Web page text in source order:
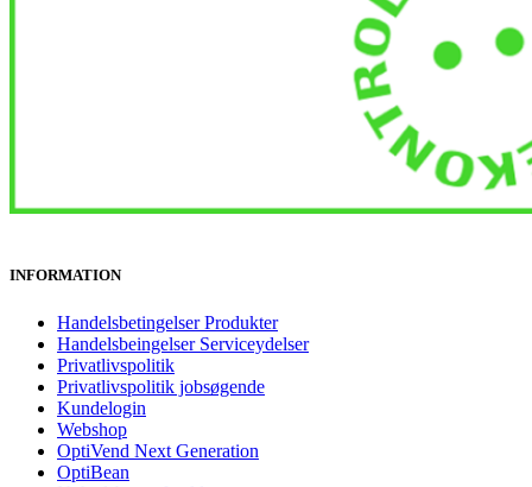
INFORMATION
Handelsbetingelser Produkter
Handelsbeingelser Serviceydelser
Privatlivspolitik
Privatlivspolitik jobsøgende
Kundelogin
Webshop
OptiVend Next Generation
OptiBean